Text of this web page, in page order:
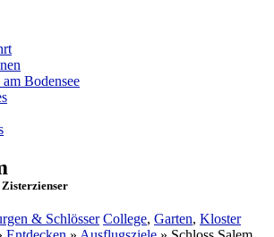
Bodensee
& Schlösser College, Garten, Kloster